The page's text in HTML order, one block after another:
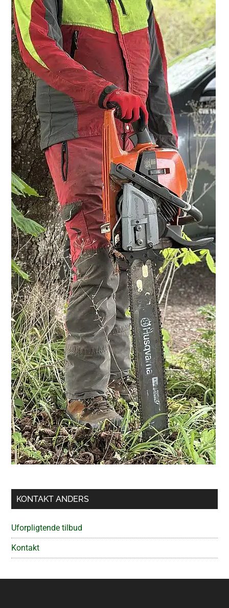
KONTAKT ANDERS
Uforpligtende tilbud
Kontakt